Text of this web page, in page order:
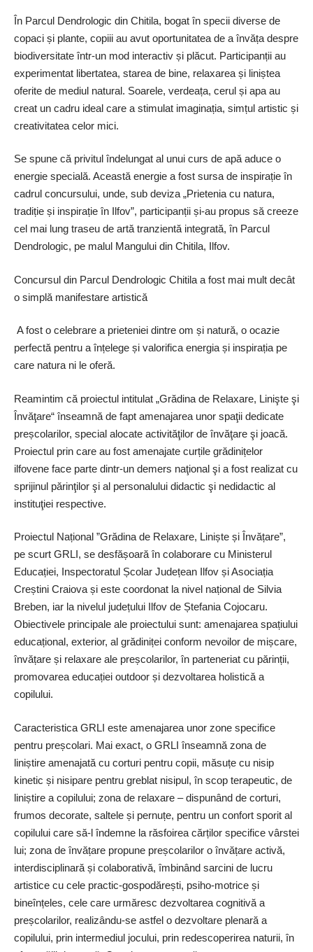
În Parcul Dendrologic din Chitila, bogat în specii diverse de
copaci și plante, copiii au avut oportunitatea de a învăța despre
biodiversitate într-un mod interactiv și plăcut. Participanții au
experimentat libertatea, starea de bine, relaxarea și liniștea
oferite de mediul natural. Soarele, verdeața, cerul și apa au
creat un cadru ideal care a stimulat imaginația, simțul artistic și
creativitatea celor mici.
Se spune că privitul îndelungat al unui curs de apă aduce o
energie specială. Această energie a fost sursa de inspirație în
cadrul concursului, unde, sub deviza „Prietenia cu natura,
tradiție și inspirație în Ilfov”, participanții și-au propus să creeze
cel mai lung traseu de artă tranzientă integrată, în Parcul
Dendrologic, pe malul Mangului din Chitila, Ilfov.
Concursul din Parcul Dendrologic Chitila a fost mai mult decât
o simplă manifestare artistică
A fost o celebrare a prieteniei dintre om și natură, o ocazie
perfectă pentru a înțelege și valorifica energia și inspirația pe
care natura ni le oferă.
Reamintim că proiectul intitulat „Grădina de Relaxare, Linişte şi
Învăţare“ înseamnă de fapt amenajarea unor spaţii dedicate
preșcolarilor, special alocate activităţilor de învăţare şi joacă.
Proiectul prin care au fost amenajate curțile grădinițelor
ilfovene face parte dintr-un demers naţional şi a fost realizat cu
sprijinul părinţilor şi al personalului didactic şi nedidactic al
instituţiei res­pective.
Proiectul Național ”Grădina de Relaxare, Liniște și Învățare”,
pe scurt GRLI, se desfășoară în colaborare cu Ministerul
Educației, Inspectoratul Școlar Județean Ilfov și Asociația
Creștini Craiova și este coordonat la nivel național de Silvia
Breben, iar la nivelul județului Ilfov de Ștefania Cojocaru.
Obiectivele principale ale proiectului sunt: amenajarea spațiului
educațional, exterior, al grădiniței conform nevoilor de mișcare,
învățare și relaxare ale preșcolarilor, în parteneriat cu părinții,
promovarea educației outdoor și dezvoltarea holistică a
copilului.
Caracteristica GRLI este amenajarea unor zone specifice
pentru preșcolari. Mai exact, o GRLI înseamnă zona de
liniștire amenajată cu corturi pentru copii, măsuțe cu nisip
kinetic și nisipare pentru greblat nisipul, în scop terapeutic, de
liniștire a copilului; zona de relaxare – dispunând de corturi,
frumos decorate, saltele și pernuțe, pentru un confort sporit al
copilului care să-l îndemne la răsfoirea cărților specifice vârstei
lui; zona de învățare propune preșcolarilor o învățare activă,
interdisciplinară și colaborativă, îmbinând sarcini de lucru
artistice cu cele practic-gospodărești, psiho-motrice și
bineînțeles, cele care urmăresc dezvoltarea cognitivă a
preșcolarilor, realizându-se astfel o dezvoltare plenară a
copilului, prin intermediul jocului, prin redescoperirea naturii, în